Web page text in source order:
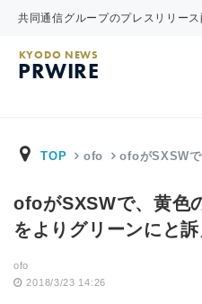
共同通信グループのプレスリリー
KYODO NEWS
PRWIRE
TOP ofo ofoがSXSW
ofoがSXSWで、黄色
をよりグリーンにと訴
ofo
2018/3/23 14:26